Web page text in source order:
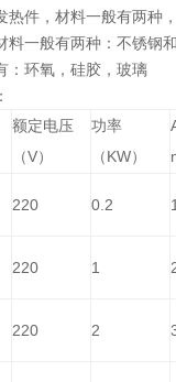
热件，材料一般有两种
料一般有两种：不锈钢
：环氧，硅胶，玻璃
额定电压
（V）
功率
（KW）
220 0.2
220 1
220 2